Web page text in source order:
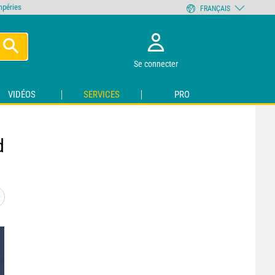
Se connecter
VIDÉOS SERVICES PRO
FRANÇAIS